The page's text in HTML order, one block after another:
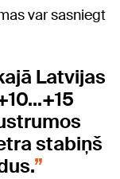
var sasniegt
Latvijas
stabiņš